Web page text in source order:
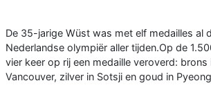
De 35-jarige Wüst was met elf medailles al
Nederlandse olympiër aller tijden.Op de
vier keer op rij een medaille veroverd: brons
Vancouver, zilver in Sotsji en goud in